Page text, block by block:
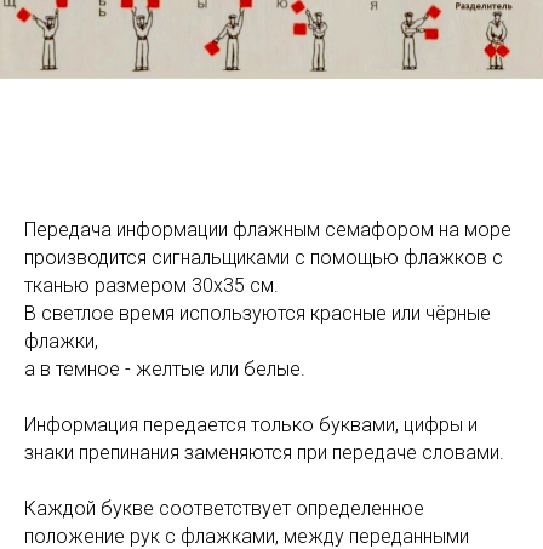
Передача информации флажным семафором на море
производится сигнальщиками с помощью флажков с
тканью размером 30x35 см.
В светлое время используются красные или чёрные
флажки,
а в темное - желтые или белые.
Информация передается только буквами, цифры и
знаки препинания заменяются при передаче словами.
Каждой букве соответствует определенное
положение рук с флажками, между переданными